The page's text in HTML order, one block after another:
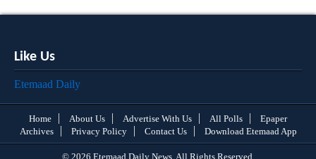
Like Us
Etemaad Daily
Home About Us Advertise With Us All Polls
Epaper
Archives
Privacy Policy Contact Us Download Etemaad App
© 2026 Etemaad Daily News, All Rights Reserved.